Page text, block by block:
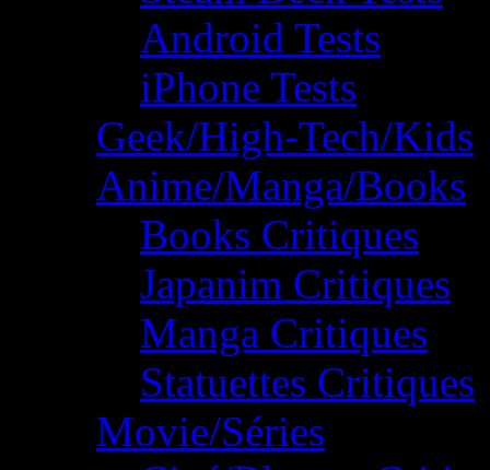
Android Tests
iPhone Tests
Geek/High-Tech/Kids
Anime/Manga/Books
Books Critiques
Japanim Critiques
Manga Critiques
Statuettes Critiques
Movie/Séries